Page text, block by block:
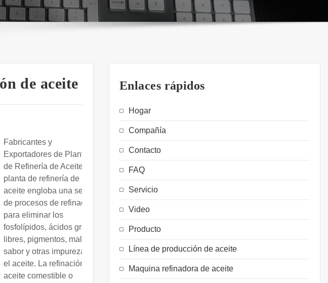
de aceite
Fabricantes y
Exportadores de Plantas
de Refinería de Aceite. La
planta de refinería de
aceite engloba una serie
de procesos de refinación
para eliminar los
fosfolípidos, ácidos grasos
libres, pigmentos, mal
sabor y otras impurezas en
el aceite. La refinación del
aceite comestible o
Enlaces rápidos
Hogar
Compañía
Contacto
FAQ
Servicio
Video
Producto
Línea de producción de aceite
Maquina refinadora de aceite